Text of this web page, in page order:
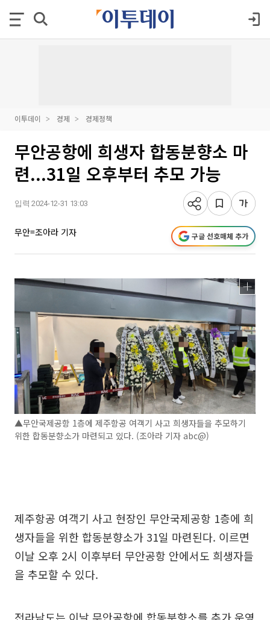
이투데이 경제 경제정책
무안공항에 희생자 합동분향소 마
련...31일 오후부터 추모 가능
입력 2024-12-31 13:03
무안=조아라 기자 구글 선호매체 추가
▲무안국제공항 1층에 제주항공 여객기 사고 희생자들을 추모하기
위한 합동분향소가 마련되고 있다. (조아라 기자 abc@)
제주항공 여객기 사고 현장인 무안국제공항 1층에 희
생자들을 위한 합동분향소가 31일 마련된다. 이르면
이날 오후 2시 이후부터 무안공항 안에서도 희생자들
을 추모할 수 있다.